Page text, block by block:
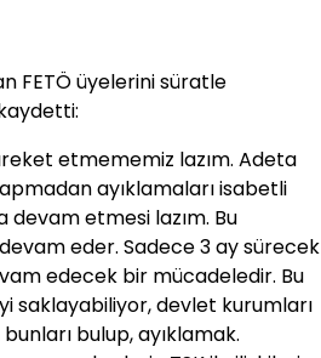
FETÖ üyelerini süratle
etmememiz lazım. Adeta
ayıklamaları isabetli
etmesi lazım. Bu
eder. Sadece 3 ay sürecek
edecek bir mücadeledir. Bu
saklayabiliyor, devlet kurumları
bulup, ayıklamak.